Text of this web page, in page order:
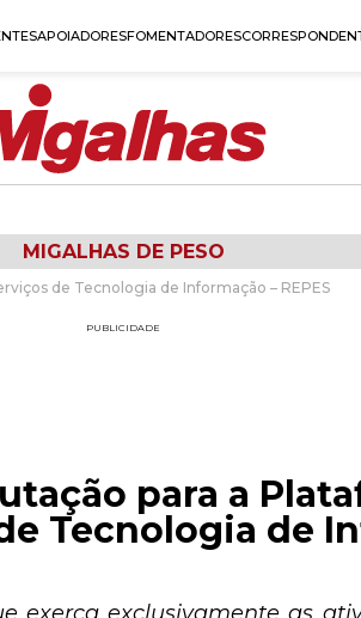
APOIADORESFOMENTADORES
MIGALHAS DE PESO
de Tecnologia de Informação – REPES
PUBLICIDADE
para a
Tecnologia de